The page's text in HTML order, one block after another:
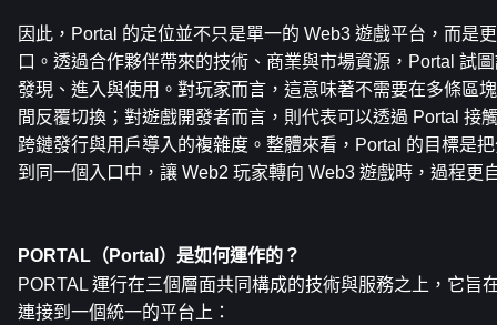
因此，Portal 的定位並不只是單一的 Web3 遊戲平台，而是
口。透過合作夥伴帶來的技術、商業與市場資源，Portal 試
發現、進入與使用。對玩家而言，這意味著不需要在多條區
間反覆切換；對遊戲開發者而言，則代表可以透過 Portal 接
跨鏈發行與用戶導入的複雜度。整體來看，Portal 的目標是
到同一個入口中，讓 Web2 玩家轉向 Web3 遊戲時，過程更
PORTAL（Portal）是如何運作的？
PORTAL 運行在三個層面共同構成的技術與服務之上，它旨
連接到一個統一的平台上：